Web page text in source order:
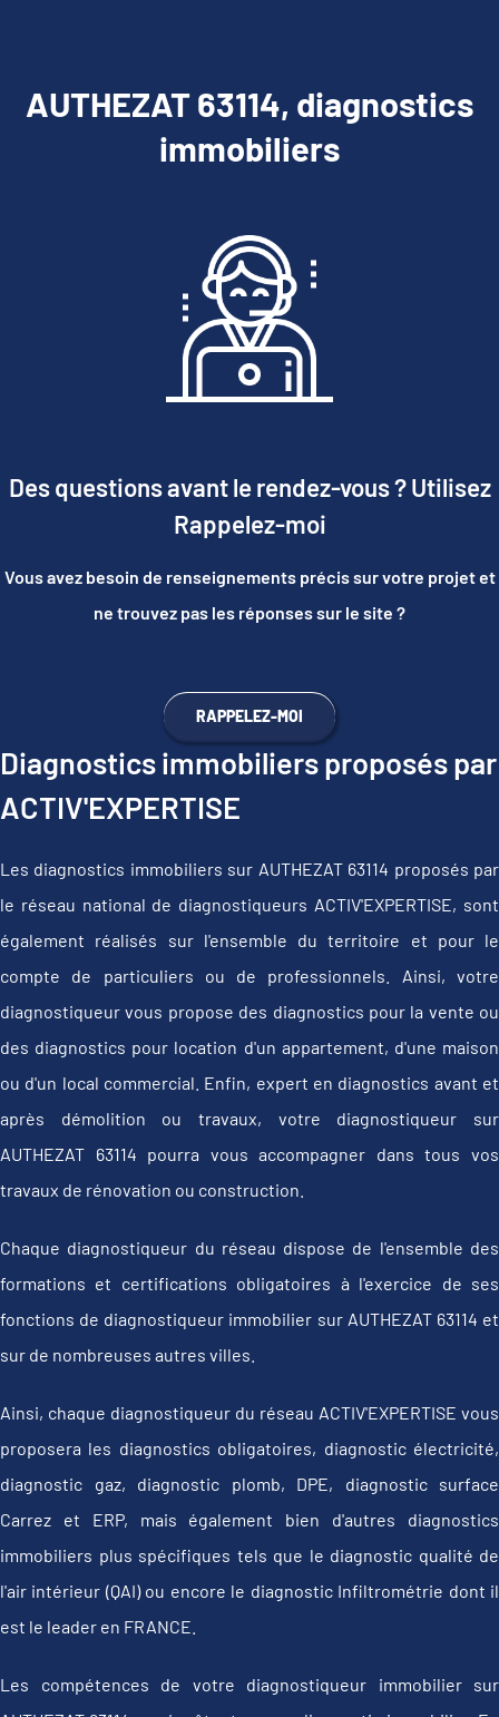
AUTHEZAT 63114, diagnostics
immobiliers
Des questions avant le rendez-vous ? Utilisez
Rappelez-moi
Vous avez besoin de renseignements précis sur votre projet et
ne trouvez pas les réponses sur le site ?
RAPPELEZ-MOI
Diagnostics immobiliers proposés par
ACTIV'EXPERTISE
Les diagnostics immobiliers sur AUTHEZAT 63114 proposés par
le réseau national de diagnostiqueurs ACTIV'EXPERTISE, sont
également réalisés sur l'ensemble du territoire et pour le
compte de particuliers ou de professionnels. Ainsi, votre
diagnostiqueur vous propose des diagnostics pour la vente ou
des diagnostics pour location d'un appartement, d'une maison
ou d'un local commercial. Enfin, expert en diagnostics avant et
après démolition ou travaux, votre diagnostiqueur sur
AUTHEZAT 63114 pourra vous accompagner dans tous vos
travaux de rénovation ou construction.
Chaque diagnostiqueur du réseau dispose de l'ensemble des
formations et certifications obligatoires à l'exercice de ses
fonctions de diagnostiqueur immobilier sur AUTHEZAT 63114 et
sur de nombreuses autres villes.
Ainsi, chaque diagnostiqueur du réseau ACTIV'EXPERTISE vous
proposera les diagnostics obligatoires, diagnostic électricité,
diagnostic gaz, diagnostic plomb, DPE, diagnostic surface
Carrez et ERP, mais également bien d'autres diagnostics
immobiliers plus spécifiques tels que le diagnostic qualité de
l'air intérieur (QAI) ou encore le diagnostic Infiltrométrie dont il
est le leader en FRANCE.
Les compétences de votre diagnostiqueur immobilier sur